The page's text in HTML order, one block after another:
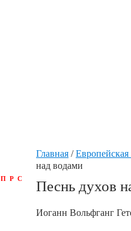
Главная /Европейская
над водами
Песнь духов
Иоганн Вольфганг
П Р С